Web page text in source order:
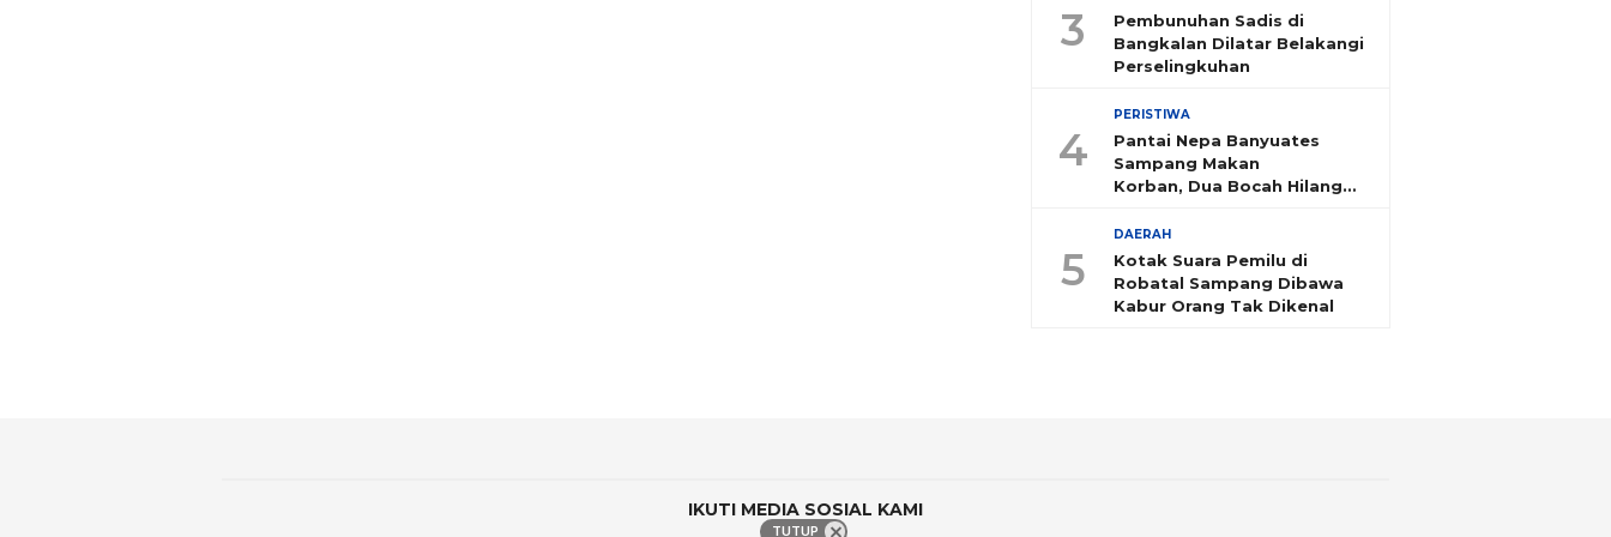
3
Pembunuhan Sadis di
Bangkalan Dilatar Belakangi
Perselingkuhan
4
PERISTIWA
Pantai Nepa Banyuates
Sampang Makan
Korban, Dua Bocah Hilang
5
DAERAH
Kotak Suara Pemilu di
Robatal Sampang Dibawa
Kabur Orang Tak Dikenal
IKUTI MEDIA SOSIAL KAMI
TUTUP